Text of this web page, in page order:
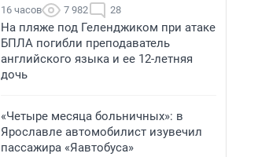
16 часов 7 982 28
На пляже под Геленджиком при атаке
БПЛА погибли преподаватель
английского языка и ее 12-летняя
дочь
«Четыре месяца больничных»: в
Ярославле автомобилист изувечил
пассажира «Яавтобуса»